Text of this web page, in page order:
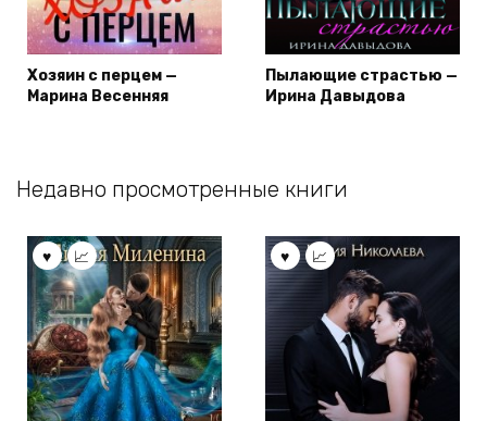
Хозяин с перцем —
Марина Весенняя
Пылающие страстью —
Ирина Давыдова
Недавно просмотренные книги